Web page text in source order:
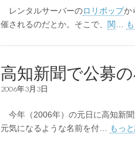
レンタルサーバーのロリポップか
催されるのだとか。そこで、 関 …
高知新聞で公募
2006年3月3日
今年（2006年）の元日に高知新
元気になるような名前を付… もっ